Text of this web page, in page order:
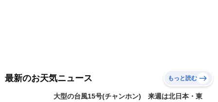
最新のお天気ニュース もっと読む
大型の台風15号(チャンホン) 来週は北日本・東